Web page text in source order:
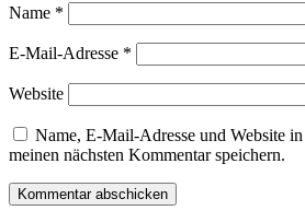
Name *
E-Mail-Adresse *
Website
Name, E-Mail-Adresse und Website
meinen nächsten Kommentar speichern.